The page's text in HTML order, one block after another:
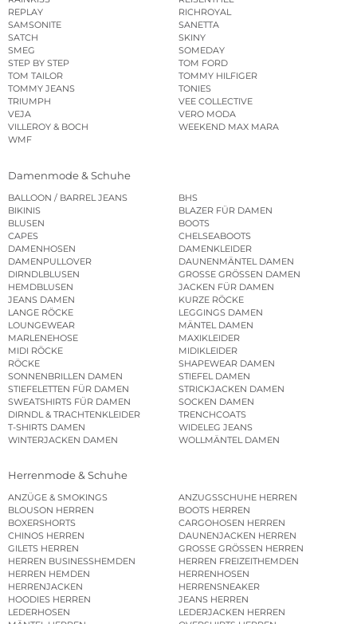
REPLAY
RICHROYAL
SAMSONITE
SANETTA
SATCH
SKINY
SMEG
SOMEDAY
STEP BY STEP
TOM FORD
TOM TAILOR
TOMMY HILFIGER
TOMMY JEANS
TONIES
TRIUMPH
VEE COLLECTIVE
VEJA
VERO MODA
VILLEROY & BOCH
WEEKEND MAX MARA
WMF
Damenmode & Schuhe
BALLOON / BARREL JEANS
BHS
BIKINIS
BLAZER FÜR DAMEN
BLUSEN
BOOTS
CAPES
CHELSEABOOTS
DAMENHOSEN
DAMENKLEIDER
DAMENPULLOVER
DAUNENMÄNTEL DAMEN
DIRNDLBLUSEN
GROSSE GRÖSSEN DAMEN
HEMDBLUSEN
JACKEN FÜR DAMEN
JEANS DAMEN
KURZE RÖCKE
LANGE RÖCKE
LEGGINGS DAMEN
LOUNGEWEAR
MÄNTEL DAMEN
MARLENEHOSE
MAXIKLEIDER
MIDI RÖCKE
MIDIKLEIDER
RÖCKE
SHAPEWEAR DAMEN
SONNENBRILLEN DAMEN
STIEFEL DAMEN
STIEFELETTEN FÜR DAMEN
STRICKJACKEN DAMEN
SWEATSHIRTS FÜR DAMEN
SOCKEN DAMEN
DIRNDL & TRACHTENKLEIDER
TRENCHCOATS
T-SHIRTS DAMEN
WIDELEG JEANS
WINTERJACKEN DAMEN
WOLLMÄNTEL DAMEN
Herrenmode & Schuhe
ANZÜGE & SMOKINGS
ANZUGSSCHUHE HERREN
BLOUSON HERREN
BOOTS HERREN
BOXERSHORTS
CARGOHOSEN HERREN
CHINOS HERREN
DAUNENJACKEN HERREN
GILETS HERREN
GROSSE GRÖSSEN HERREN
HERREN BUSINESSHEMDEN
HERREN FREIZEITHEMDEN
HERREN HEMDEN
HERRENHOSEN
HERRENJACKEN
HERRENSNEAKER
HOODIES HERREN
JEANS HERREN
LEDERHOSEN
LEDERJACKEN HERREN